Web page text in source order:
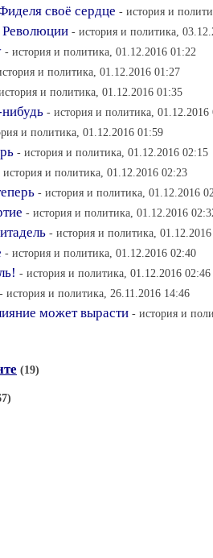
своё сердце - история и
Революции - история и политика,
- история и политика, 01.12.2016 01:22
и политика, 01.12.2016 01:27
и политика, 01.12.2016 01:35
- история и политика, 01.12.2016
и политика, 01.12.2016 01:59
- история и политика, 01.12.2016 02:15
история и политика, 01.12.2016 02:23
- история и политика, 01.12.2016
- история и политика, 01.12.2016
- история и политика,
- история и политика, 01.12.2016 02:40
- история и политика, 01.12.2016 02:46
- история и политика, 26.11.2016 14:46
может вырасти - история и
(19)